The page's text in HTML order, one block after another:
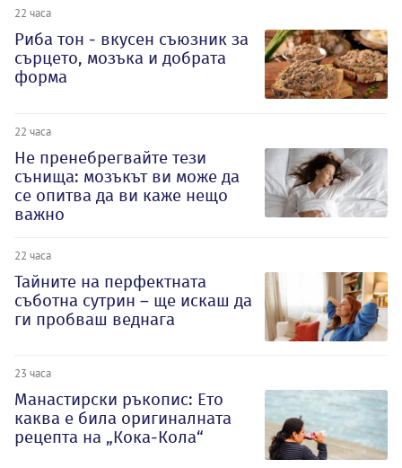
22 часа
Риба тон - вкусен съюзник за
сърцето, мозъка и добрата
форма
22 часа
Не пренебрегвайте тези
сънища: мозъкът ви може да
се опитва да ви каже нещо
важно
22 часа
Тайните на перфектната
съботна сутрин – ще искаш да
ги пробваш веднага
23 часа
Манастирски ръкопис: Ето
каква е била оригиналната
рецепта на „Кока-Кола“